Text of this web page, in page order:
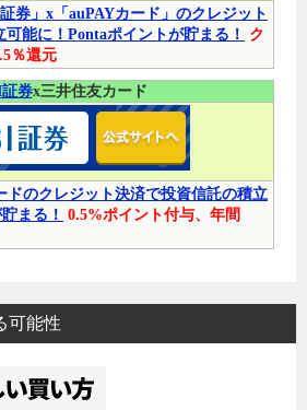
券」x「auPAYカード」のクレジット
能に！Pontaポイントが貯まる！
ク
％還元
券x三井住友カード
ドのクレジット決済で投資信託の積立
まる！ 0.5%ポイント付与、年間
可能性